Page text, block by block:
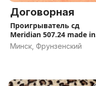
Договорная
Проигрыватель сд
Meridian 507.24 made in
UK.
Минск, Фрунзенский